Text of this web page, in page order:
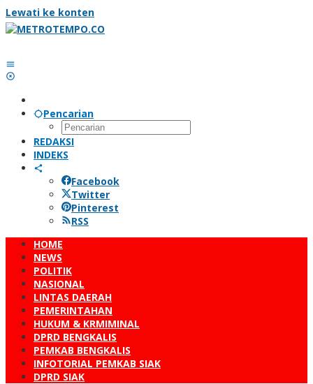
Lewati ke konten
Pencarian
REDAKSI
INDEKS
Facebook
Twitter
Pinterest
RSS
HOME
NEWS
POLITIK
NASIONAL
LINTAS DAERAH
PEMERINTAHAN
HUKUM & KRMIMINAL
DPRD BENGKALIS
PEMKAB BENGKALIS
INFOTORIAL PEMKAB SIAK
DPRD SIAK